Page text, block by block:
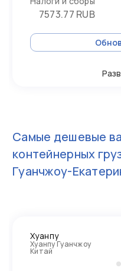
7573.77 RUB
Самые дешевые
контейнерных
Гуанчжоу-
Хуанпу
Хуанпу Гуанчжоу
Китай